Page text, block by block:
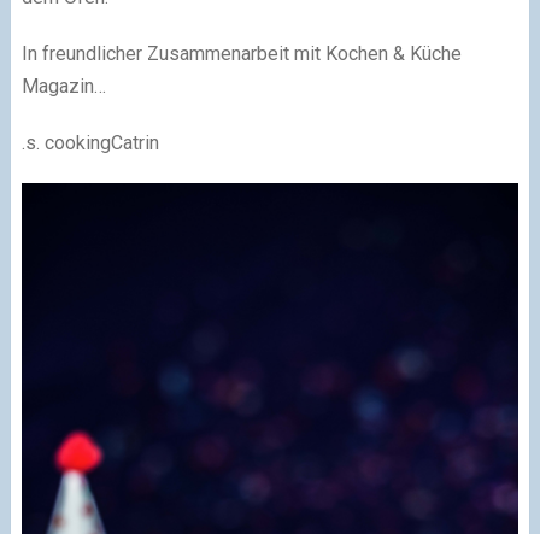
In freundlicher Zusammenarbeit mit Kochen & Küche
Magazin…
.s. cookingCatrin